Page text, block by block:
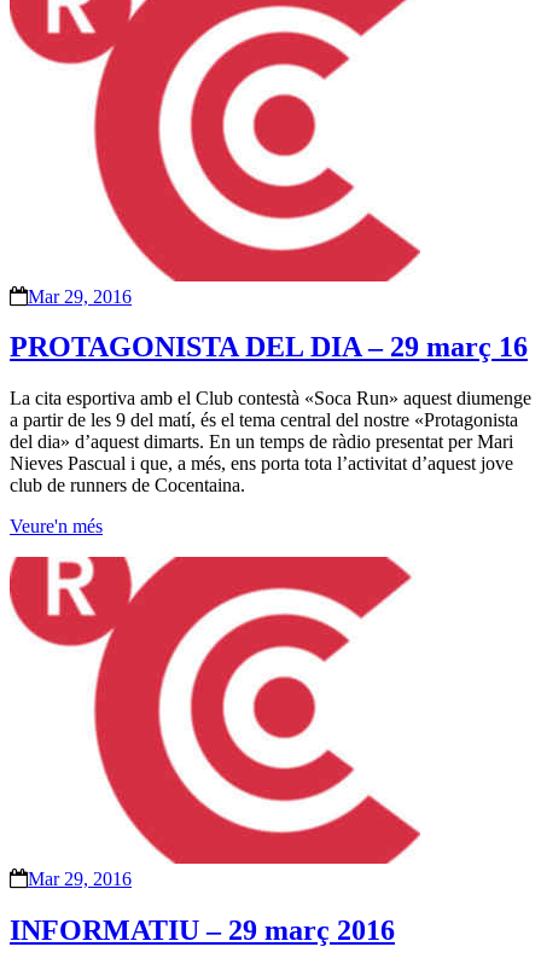
Mar 29, 2016
PROTAGONISTA DEL DIA – 29 març 16
La cita esportiva amb el Club contestà «Soca Run» aquest diumenge
a partir de les 9 del matí, és el tema central del nostre «Protagonista
del dia» d’aquest dimarts. En un temps de ràdio presentat per Mari
Nieves Pascual i que, a més, ens porta tota l’activitat d’aquest jove
club de runners de Cocentaina.
Veure'n més
Mar 29, 2016
INFORMATIU – 29 març 2016